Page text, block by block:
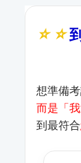
⭐ ⭐
想準備
而是「
到最符合